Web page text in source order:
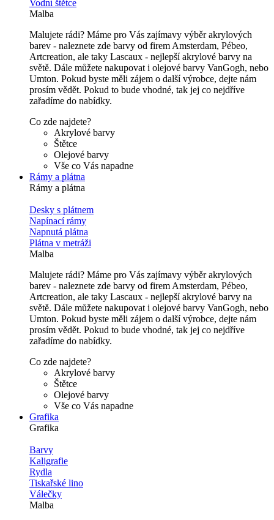
Vodní štětce
Malba
Malujete rádi? Máme pro Vás zajímavy výběr akrylových
barev - naleznete zde barvy od firem Amsterdam, Pébeo,
Artcreation, ale taky Lascaux - nejlepší akrylové barvy na
světě. Dále můžete nakupovat i olejové barvy VanGogh, nebo
Umton. Pokud byste měli zájem o další výrobce, dejte nám
prosím vědět. Pokud to bude vhodné, tak jej co nejdříve
zařadíme do nabídky.
Co zde najdete?
Akrylové barvy
Štětce
Olejové barvy
Vše co Vás napadne
Rámy a plátna
Rámy a plátna
Desky s plátnem
Napínací rámy
Napnutá plátna
Plátna v metráži
Malba
Malujete rádi? Máme pro Vás zajímavy výběr akrylových
barev - naleznete zde barvy od firem Amsterdam, Pébeo,
Artcreation, ale taky Lascaux - nejlepší akrylové barvy na
světě. Dále můžete nakupovat i olejové barvy VanGogh, nebo
Umton. Pokud byste měli zájem o další výrobce, dejte nám
prosím vědět. Pokud to bude vhodné, tak jej co nejdříve
zařadíme do nabídky.
Co zde najdete?
Akrylové barvy
Štětce
Olejové barvy
Vše co Vás napadne
Grafika
Grafika
Barvy
Kaligrafie
Rydla
Tiskařské lino
Válečky
Malba